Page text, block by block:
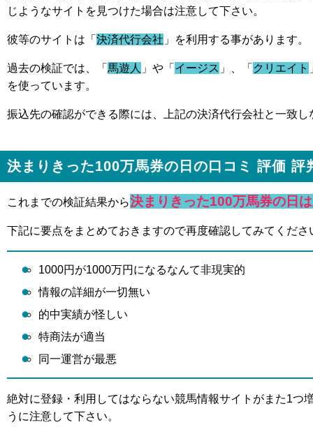
じようなサイトを見つけた場合は注意して下さい。
彼等のサイトは「 決済代行会社 」を利用する事があります。
過去の検証では、「 馬遊人 」や「 イージス 」、「 クリエイト
を使っています。
振込先の確認ができる際には、上記の決済代行会社と一致
決まりきった100万馬券の日の口コミ 評価 評
これまでの検証結果から決まりきった100万馬券の日
下記に要点をまとめておきますので再度確認してみてくださ
1000円が1000万円になるなんて非現実的
情報の詳細が一切無い
的中実績が怪しい
特商法が適当
同一運営が最悪
絶対に登録・利用してはならない競馬情報サイトがまた1つ
うに注意して下さい。